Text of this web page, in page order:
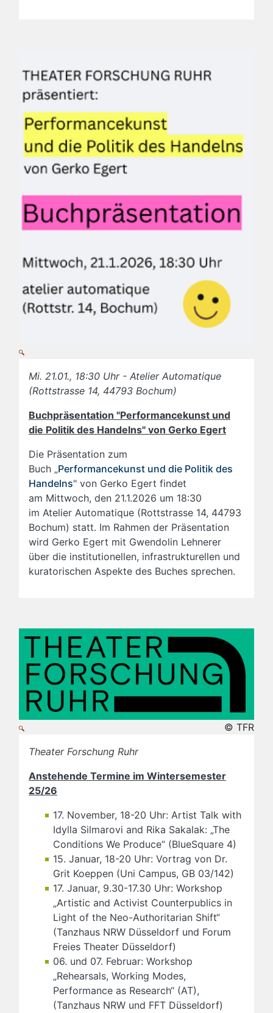
Mi. 21.01., 18:30 Uhr - Atelier Automatique
(Rottstrasse 14, 44793 Bochum)
Buchpräsentation "Performancekunst und
die Politik des Handelns" von Gerko Egert
Die Präsentation zum
Buch „Performancekunst und die Politik des
Handelns" von Gerko Egert findet
am Mittwoch, den 21.1.2026 um 18:30
im Atelier Automatique (Rottstrasse 14, 44793
Bochum) statt. Im Rahmen der Präsentation
wird Gerko Egert mit Gwendolin Lehnerer
über die institutionellen, infrastrukturellen und
kuratorischen Aspekte des Buches sprechen.
© TFR
Theater Forschung Ruhr
Anstehende Termine im Wintersemester
25/26
17. November, 18-20 Uhr: Artist Talk with
Idylla Silmarovi and Rika Sakalak: „The
Conditions We Produce“ (BlueSquare 4)
15. Januar, 18-20 Uhr: Vortrag von Dr.
Grit Koeppen (Uni Campus, GB 03/142)
17. Januar, 9.30-17.30 Uhr: Workshop
„Artistic and Activist Counterpublics in
Light of the Neo-Authoritarian Shift“
(Tanzhaus NRW Düsseldorf und Forum
Freies Theater Düsseldorf)
06. und 07. Februar: Workshop
„Rehearsals, Working Modes,
Performance as Research“ (AT),
(Tanzhaus NRW und FFT Düsseldorf)